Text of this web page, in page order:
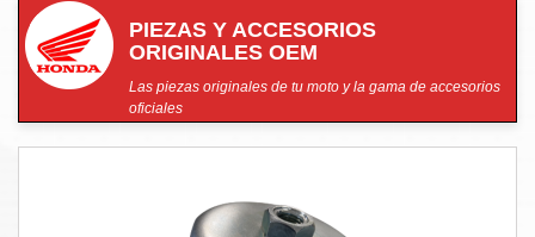
PIEZAS Y ACCESORIOS
ORIGINALES OEM
Las piezas originales de tu moto y la gama de accesorios
oficiales